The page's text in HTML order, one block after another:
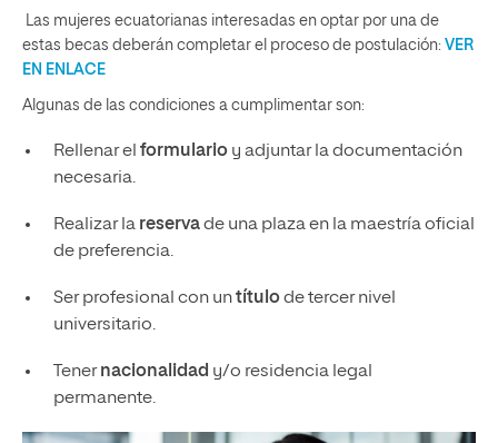
Las mujeres ecuatorianas interesadas en optar por una de
estas becas deberán completar el proceso de postulación: VER
EN ENLACE
Algunas de las condiciones a cumplimentar son:
Rellenar el formularioy adjuntar la documentación
necesaria.
Realizar la reservade una plaza en la maestría oficial
de preferencia.
Ser profesional con untítulode tercer nivel
universitario.
Tenernacionalidad y/o residencia legal
permanente.